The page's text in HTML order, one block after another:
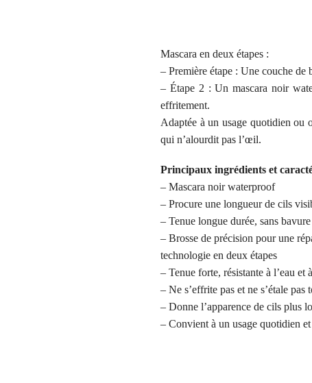
Mascara en deux étapes :
– Première étape : Une couche de
– Étape 2 : Un mascara noir
effritement.
Adaptée à un usage quotidien ou
qui n’alourdit pas l’œil.
Principaux ingrédients et
– Mascara noir waterproof
– Procure une longueur de cils
– Tenue longue durée, sans bavure
– Brosse de précision pour une
technologie en deux étapes
– Tenue forte, résistante à l’eau et
– Ne s’effrite pas et ne s’étale
– Donne l’apparence de cils plus
– Convient à un usage quotidien